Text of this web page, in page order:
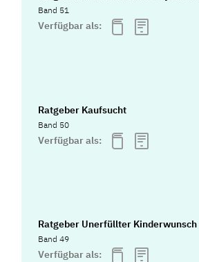
Band 51
Verfügbar als:
Ratgeber Kaufsucht
Band 50
Verfügbar als:
Ratgeber Unerfüllter Kinderwunsch
Band 49
Verfügbar als: